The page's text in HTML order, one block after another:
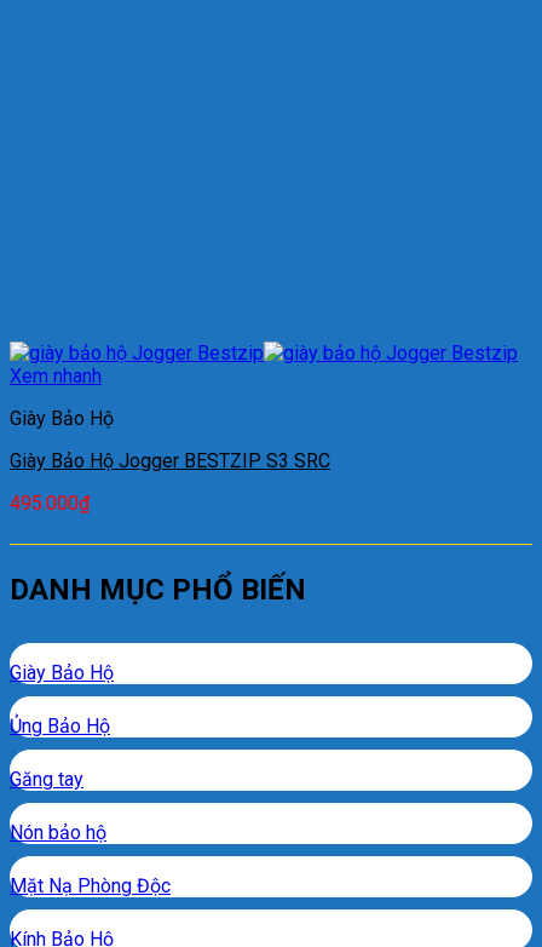
Xem nhanh
Giày Bảo Hộ
Giày Bảo Hộ Jogger BESTZIP S3 SRC
495.000₫
DANH MỤC PHỔ BIẾN
Giày Bảo Hộ
Ủng Bảo Hộ
Găng tay
Nón bảo hộ
Mặt Nạ Phòng Độc
Kính Bảo Hộ